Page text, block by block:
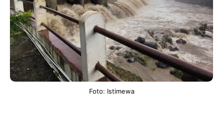
Foto: Istimewa